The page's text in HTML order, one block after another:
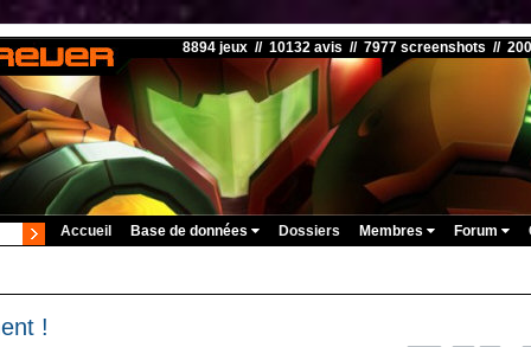
8894 jeux // 10132 avis // 7977 screenshots //
Accueil Base de données Dossiers Membres Forum
!